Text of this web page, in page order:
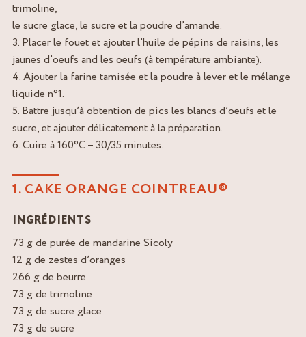
trimoline,
le sucre glace, le sucre et la poudre d’amande.
3. Placer le fouet et ajouter l’huile de pépins de raisins, les
jaunes d’oeufs and les oeufs (à température ambiante).
4. Ajouter la farine tamisée et la poudre à lever et le mélange
liquide n°1.
5. Battre jusqu’à obtention de pics les blancs d’oeufs et le
sucre, et ajouter délicatement à la préparation.
6. Cuire à 160°C – 30/35 minutes.
1. CAKE ORANGE COINTREAU®
INGRÉDIENTS
73 g de purée de mandarine Sicoly
12 g de zestes d’oranges
266 g de beurre
73 g de trimoline
73 g de sucre glace
73 g de sucre